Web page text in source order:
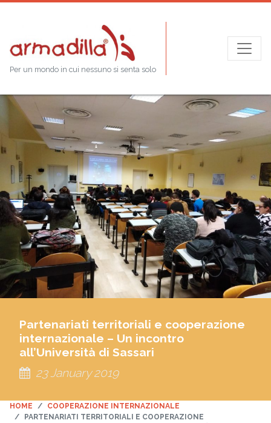
Per un mondo in cui nessuno si senta solo
Partenariati territoriali e cooperazione
internazionale – Un incontro
all’Università di Sassari
23 January 2019
HOME
COOPERAZIONE INTERNAZIONALE
PARTENARIATI TERRITORIALI E COOPERAZIONE